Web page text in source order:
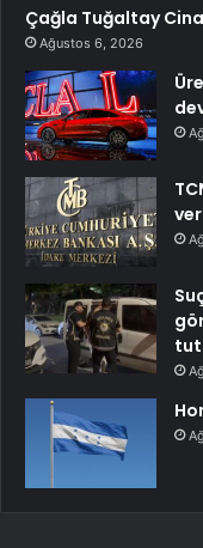
Çağla Tuğaltay
Ağustos 6, 2026